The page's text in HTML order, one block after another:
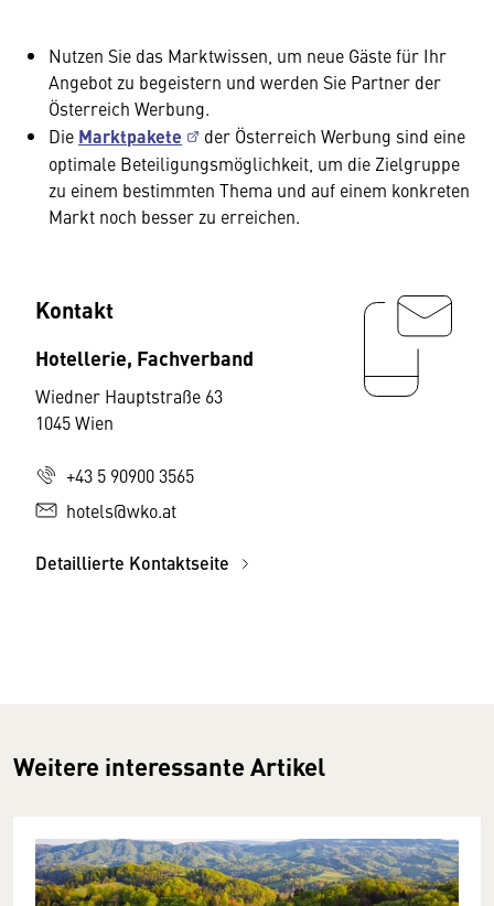
Nutzen Sie das Marktwissen, um neue Gäste für Ihr
Angebot zu begeistern und werden Sie Partner der
Österreich Werbung.
Die Marktpakete
der Österreich Werbung sind eine
optimale Beteiligungsmöglichkeit, um die Zielgruppe
zu einem bestimmten Thema und auf einem konkreten
Markt noch besser zu erreichen.
Kontakt
Hotellerie, Fachverband
Wiedner Hauptstraße 63
1045 Wien
+43 5 90900 3565
hotels@wko.at
Detaillierte Kontaktseite
Weitere interessante Artikel